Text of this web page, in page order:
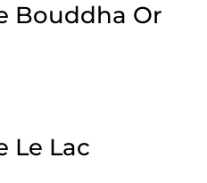
Bouddha Or
Le Lac